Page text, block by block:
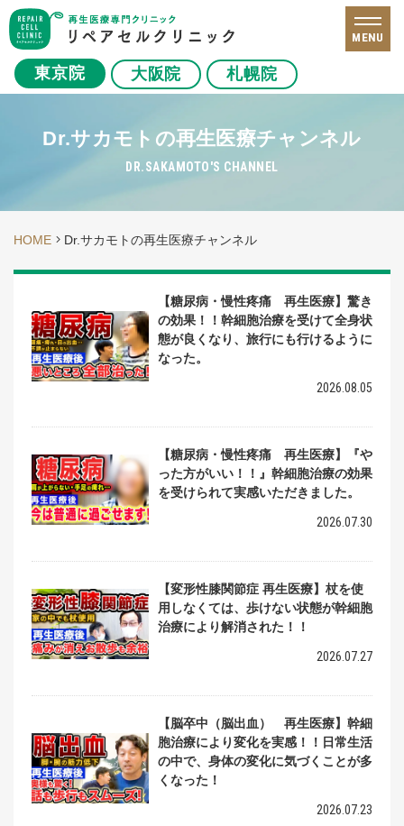
東京院 大阪院 札幌院
MENU
Dr.サカモトの再生医療チャンネル
DR.SAKAMOTO'S CHANNEL
HOME Dr.サカモトの再生医療チャンネル
【糖尿病・慢性疼痛 再生医療】驚き
の効果！！幹細胞治療を受けて全身状
態が良くなり、旅行にも行けるように
なった。
2026.08.05
【糖尿病・慢性疼痛 再生医療】『や
った方がいい！！』幹細胞治療の効果
を受けられて実感いただきました。
2026.07.30
【変形性膝関節症 再生医療】杖を使
用しなくては、歩けない状態が幹細胞
治療により解消された！！
2026.07.27
【脳卒中（脳出血） 再生医療】幹細
胞治療により変化を実感！！日常生活
の中で、身体の変化に気づくことが多
くなった！
2026.07.23